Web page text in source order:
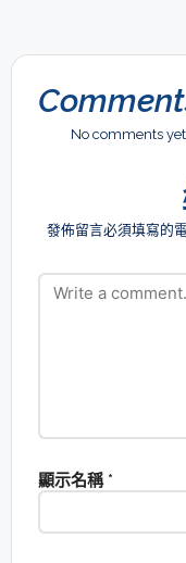
No comments
發佈留言必須填寫的
顯示名稱 *